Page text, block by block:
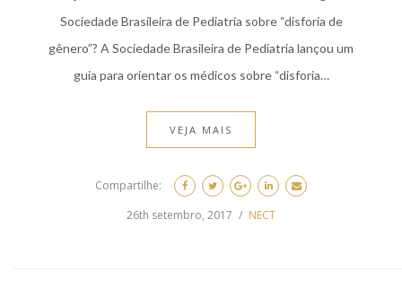
Sociedade Brasileira de Pediatria sobre “disforia de
gênero”? A Sociedade Brasileira de Pediatria lançou um
guia para orientar os médicos sobre “disforia…
VEJA MAIS
Compartilhe:
26th setembro, 2017
NECT